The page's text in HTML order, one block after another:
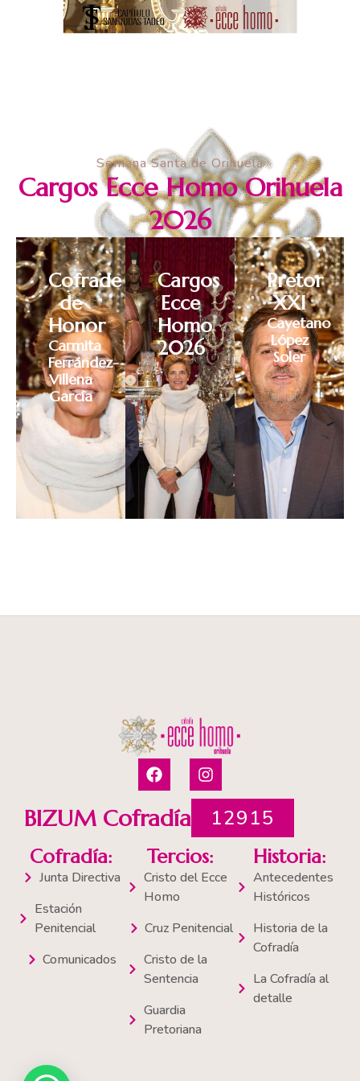
Semana Santa de Orihuela
Cargos Ecce Homo Orihuela
2026
Carmita
Ferrández-
Villena
García
Cofrade
de
Honor
Cargos
Ecce
Homo
2026
Cayetano
López
Soler
Pretor
XXI
F
a
c
e
b
o
o
k
I
n
s
r
a
12915
BIZUM Cofradía
Cofradía:
Junta Directiva
Estación
Penitencial
Comunicados
Tercios:
Cristo del Ecce
Homo
Cruz Penitencial
Cristo de la
Sentencia
Guardia
Pretoriana
Historia:
Antecedentes
Históricos
Historia de la
Cofradía
La Cofradía al
detalle